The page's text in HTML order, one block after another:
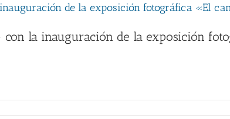
de la exposición fotográfica «El
la inauguración de la exposición